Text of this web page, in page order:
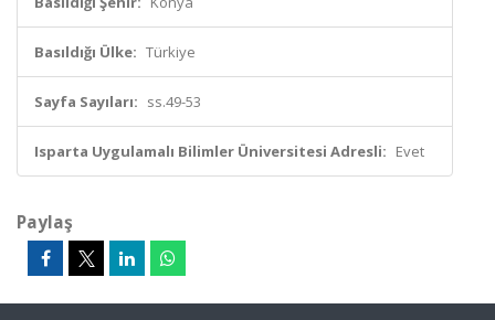
Basıldığı Ülke: Türkiye
Sayfa Sayıları: ss.49-53
Isparta Uygulamalı Bilimler Üniversitesi Adresli: Evet
Paylaş